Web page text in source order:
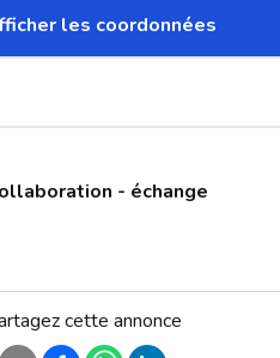
les coordonnées
- échange
cette annonce